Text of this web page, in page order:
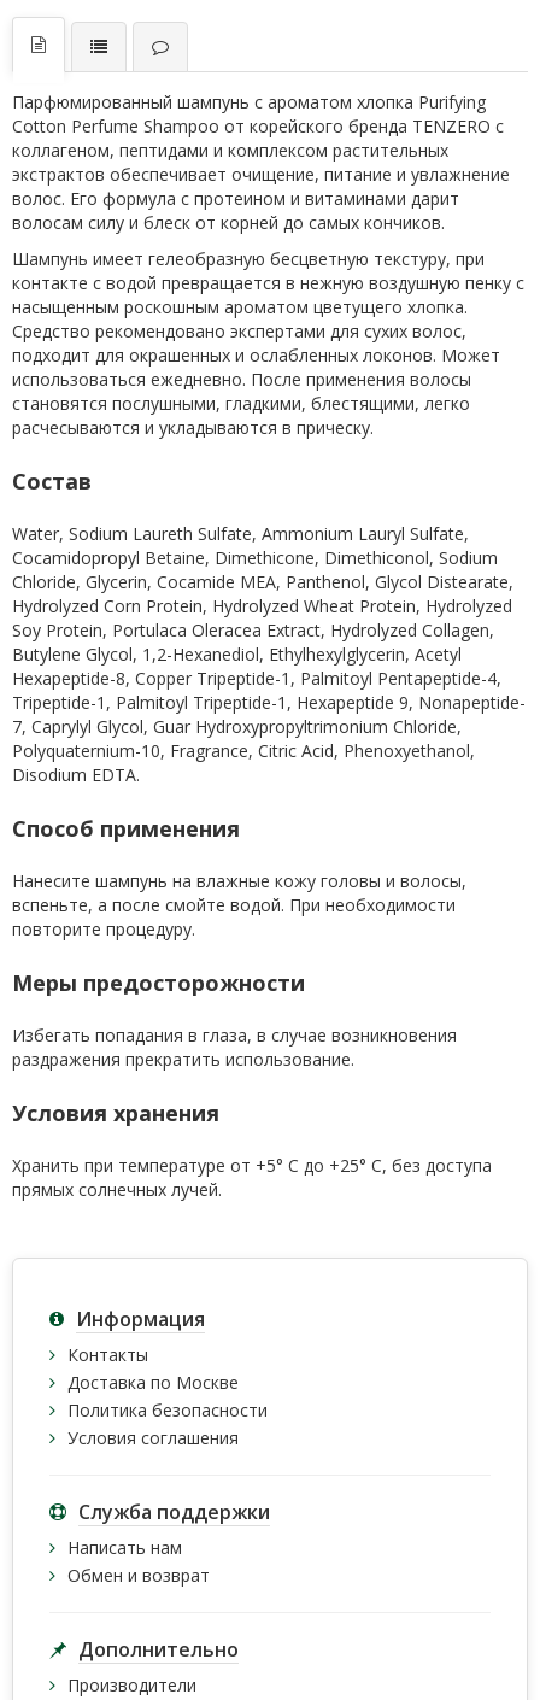
Парфюмированный шампунь с ароматом хлопка Purifying
Cotton Perfume Shampoo от корейского бренда TENZERO с
коллагеном, пептидами и комплексом растительных
экстрактов обеспечивает очищение, питание и увлажнение
волос. Его формула с протеином и витаминами дарит
волосам силу и блеск от корней до самых кончиков.
Шампунь имеет гелеобразную бесцветную текстуру, при
контакте с водой превращается в нежную воздушную пенку с
насыщенным роскошным ароматом цветущего хлопка.
Средство рекомендовано экспертами для сухих волос,
подходит для окрашенных и ослабленных локонов. Может
использоваться ежедневно. После применения волосы
становятся послушными, гладкими, блестящими, легко
расчесываются и укладываются в прическу.
Состав
Water, Sodium Laureth Sulfate, Ammonium Lauryl Sulfate,
Cocamidopropyl Betaine, Dimethicone, Dimethiconol, Sodium
Chloride, Glycerin, Cocamide MEA, Panthenol, Glycol Distearate,
Hydrolyzed Corn Protein, Hydrolyzed Wheat Protein, Hydrolyzed
Soy Protein, Portulaca Oleracea Extract, Hydrolyzed Collagen,
Butylene Glycol, 1,2-Hexanediol, Ethylhexylglycerin, Acetyl
Hexapeptide-8, Copper Tripeptide-1, Palmitoyl Pentapeptide-4,
Tripeptide-1, Palmitoyl Tripeptide-1, Hexapeptide 9, Nonapeptide-
7, Caprylyl Glycol, Guar Hydroxypropyltrimonium Chloride,
Polyquaternium-10, Fragrance, Citric Acid, Phenoxyethanol,
Disodium EDTA.
Способ применения
Нанесите шампунь на влажные кожу головы и волосы,
вспеньте, а после смойте водой. При необходимости
повторите процедуру.
Меры предосторожности
Избегать попадания в глаза, в случае возникновения
раздражения прекратить использование.
Условия хранения
Хранить при температуре от +5° С до +25° С, без доступа
прямых солнечных лучей.
Информация
Контакты
Доставка по Москве
Политика безопасности
Условия соглашения
Служба поддержки
Написать нам
Обмен и возврат
Дополнительно
Производители